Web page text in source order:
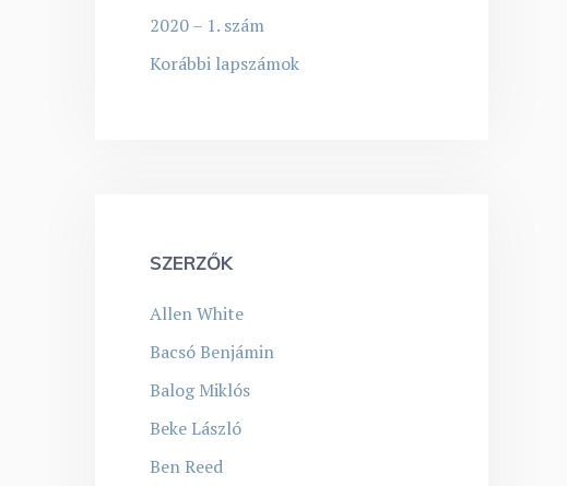
2020 – 1. szám
Korábbi lapszámok
SZERZŐK
Allen White
Bacsó Benjámin
Balog Miklós
Beke László
Ben Reed